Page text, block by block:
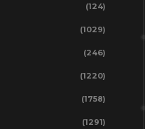
(124)
(1029)
(246)
(1220)
(1758)
(1291)